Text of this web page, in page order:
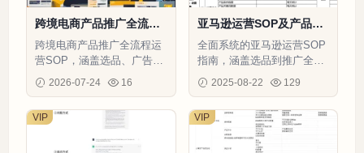
跨境电商产品推广全流程
运营SOP资料-491行-11
个子表
跨境电商产品推广全流程运
营SOP，涵盖选品、广告、
补货等关键环节，提升运营
效率和产品表现。
2026-07-24 16
亚马逊运营SOP及产品推
广流程指南-382行-5个子
表
全面系统的亚马逊运营SOP
指南，涵盖选品到推广全流
程，助你快速提升单量和广
告ROI
2025-08-22 129
VIP VIP